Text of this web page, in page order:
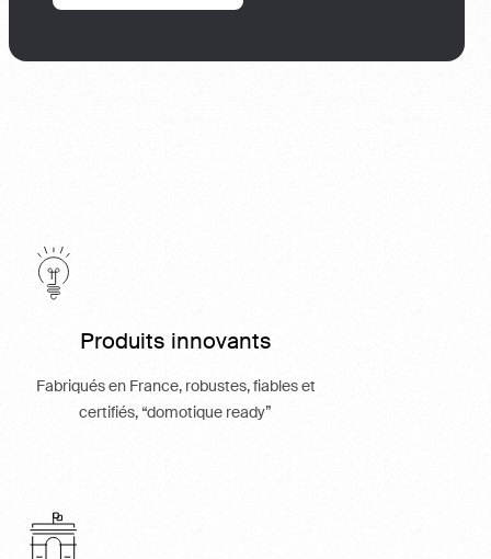
Produits innovants
Fabriqués en France, robustes, fiables et
certifiés, “domotique ready”